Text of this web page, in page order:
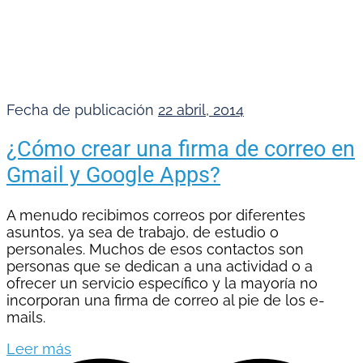
Fecha de publicación 22 abril, 2014
¿Cómo crear una firma de correo en
Gmail y Google Apps?
A menudo recibimos correos por diferentes
asuntos, ya sea de trabajo, de estudio o
personales. Muchos de esos contactos son
personas que se dedican a una actividad o a
ofrecer un servicio específico y la mayoría no
incorporan una firma de correo al pie de los e-
mails.
Leer más